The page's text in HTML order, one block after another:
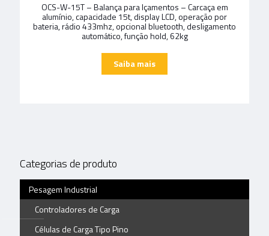
OCS-W-15T – Balança para Içamentos – Carcaça em
alumínio, capacidade 15t, display LCD, operação por
bateria, rádio 433mhz, opcional bluetooth, desligamento
automático, função hold, 62kg
Categorias de produto
Pesagem Industrial
Controladores de Carga
Células de Carga Tipo Pino